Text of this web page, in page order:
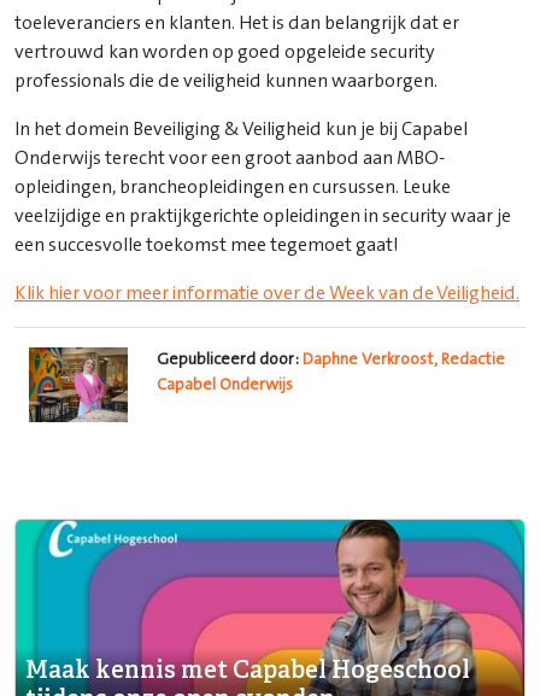
toeleveranciers en klanten. Het is dan belangrijk dat er
vertrouwd kan worden op goed opgeleide security
professionals die de veiligheid kunnen waarborgen.
In het domein Beveiliging & Veiligheid kun je bij Capabel
Onderwijs terecht voor een groot aanbod aan MBO-
opleidingen, brancheopleidingen en cursussen. Leuke
veelzijdige en praktijkgerichte opleidingen in security waar je
een succesvolle toekomst mee tegemoet gaat!
Klik hier voor meer informatie over de Week van de Veiligheid.
Gepubliceerd door: Daphne Verkroost, Redactie
Capabel Onderwijs
Maak kennis met Capabel Hogeschool